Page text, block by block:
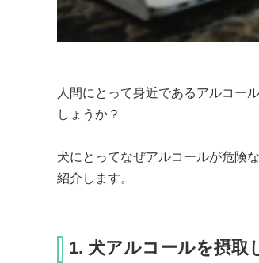
人間にとって身近であるアルコー
しょうか？
犬にとってなぜアルコールが危険
紹介します。
1. 犬アルコールを摂取